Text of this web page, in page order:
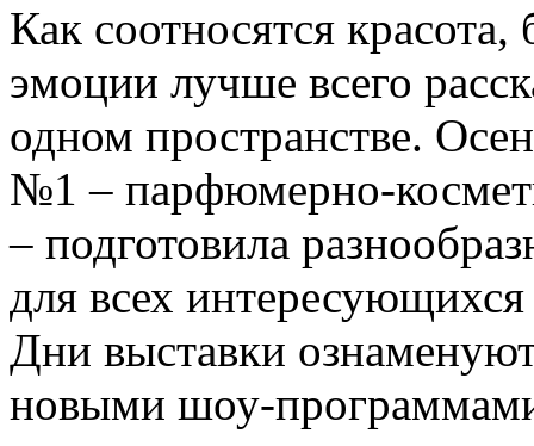
Как соотносятся
эмоции лучше всего
одном пространстве.
№1 – парфюмерно-
– подготовила
для всех
Дни выставки
новыми шоу-